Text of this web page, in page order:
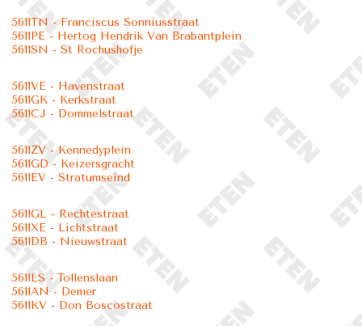
5611TN - Franciscus Sonniusstraat
5611PE - Hertog Hendrik Van Brabantplein
5611SN - St Rochushofje
5611VE - Havenstraat
5611GK - Kerkstraat
5611CJ - Dommelstraat
5611ZV - Kennedyplein
5611GD - Keizersgracht
5611EV - Stratumseind
5611GL - Rechtestraat
5611XE - Lichtstraat
5611DB - Nieuwstraat
5611LS - Tollenslaan
5611AN - Demer
5611KV - Don Boscostraat